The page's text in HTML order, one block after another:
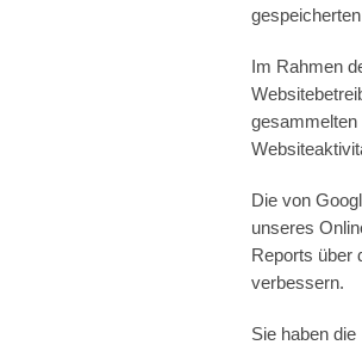
Im Rahmen
gesammelten
Die von
unseres
Reports über
verbessern.
Sie haben